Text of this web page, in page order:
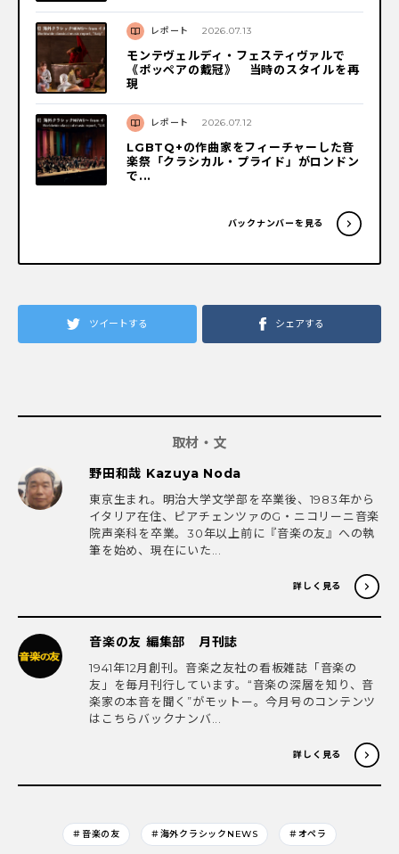
レポート 2026.07.13
モンテヴェルディ・フェスティヴァルで
《ポッペアの戴冠》 当時のスタイルを再
現
レポート 2026.07.12
LGBTQ+の作曲家をフィーチャーした音
楽祭「クラシカル・プライド」がロンドン
で...
バックナンバーを見る
ツイートする シェアする
取材・文
野田和哉 Kazuya Noda
東京生まれ。明治大学文学部を卒業後、1983年から
イタリア在住、ピアチェンツァのG・ニコリーニ音楽
院声楽科を卒業。30年以上前に『音楽の友』への執
筆を始め、現在にいた...
詳しく見る
音楽の友 編集部 月刊誌
1941年12月創刊。音楽之友社の看板雑誌「音楽の
友」を毎月刊行しています。“音楽の深層を知り、音
楽家の本音を聞く”がモットー。今月号のコンテンツ
はこちらバックナンバ...
詳しく見る
＃音楽の友 ＃海外クラシックNEWS ＃オペラ